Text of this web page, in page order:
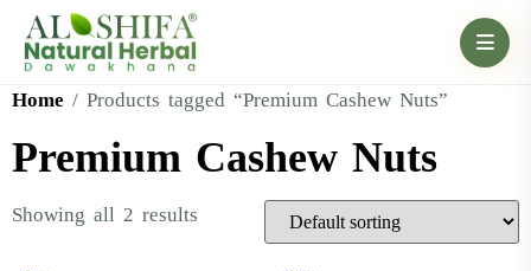
Home / Products tagged “Premium Cashew Nuts”
Premium Cashew Nuts
Showing all 2 results